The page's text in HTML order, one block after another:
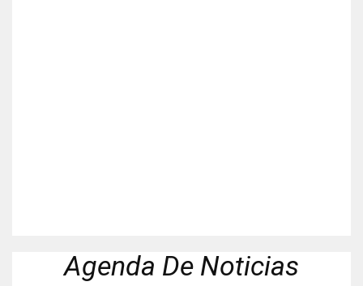
Agenda De Noticias